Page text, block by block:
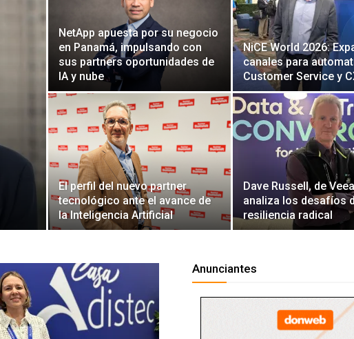
NetApp apuesta por su negocio
en Panamá, impulsando con
sus partners oportunidades de
IA y nube
NiCE World 2026:
canales para
Customer Service y
El perfil del nuevo partner
tecnológico ante el avance de
la Inteligencia Artificial
Dave Russell, de
analiza los desafíos
resiliencia radical
Anunciantes